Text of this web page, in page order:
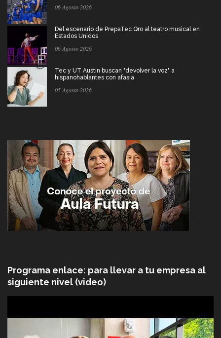
06 Agosto 2026
Del escenario de PrepaTec Qro al teatro musical en
Estados Unidos
06 Agosto 2026
Tec y UT Austin buscan "devolver la voz" a
hispanohablantes con afasia
05 Agosto 2026
Programa enlace: para llevar a tu empresa al
siguiente nivel (video)